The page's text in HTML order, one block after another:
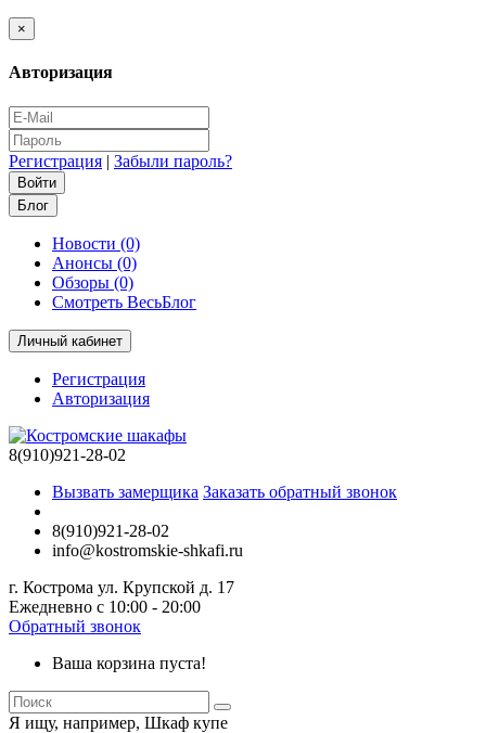
×
Авторизация
Регистрация | Забыли пароль?
Блог
Новости (0)
Анонсы (0)
Обзоры (0)
Смотреть ВесьБлог
Личный кабинет
Регистрация
Авторизация
8(910)921-28-02
Вызвать замерщика Заказать обратный звонок
8(910)921-28-02
info@kostromskie-shkafi.ru
г. Кострома ул. Крупской д. 17
Ежедневно с 10:00 - 20:00
Обратный звонок
Ваша корзина пуста!
Я ищу, например, Шкаф купе